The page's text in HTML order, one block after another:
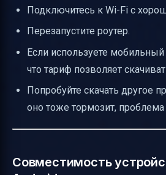
Подключитесь к Wi-Fi с
Перезапустите роутер.
Если используете мобильный
что тариф позволяет
Попробуйте скачать другое
оно тоже тормозит, проблема
Совместимость